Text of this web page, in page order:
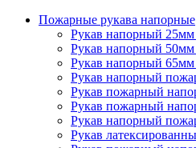
Пожарные рукава напорные
Рукав напорный
Рукав напорный
Рукав напорный
Рукав напорный
Рукав пожарный
Рукав пожарный
Рукав напорный
Рукав